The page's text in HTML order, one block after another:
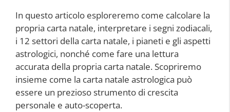
In questo articolo esploreremo come calcolare la
propria carta natale, interpretare i segni zodiacali,
i 12 settori della carta natale, i pianeti e gli aspetti
astrologici, nonché come fare una lettura
accurata della propria carta natale. Scopriremo
insieme come la carta natale astrologica può
essere un prezioso strumento di crescita
personale e auto-scoperta.